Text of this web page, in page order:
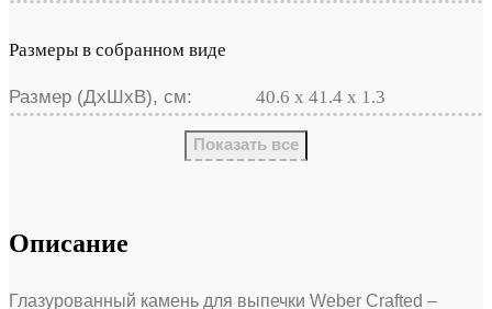
Размеры в собранном виде
Размер (ДхШхВ), см: 40.6 х 41.4 х 1.3
Показать все
Описание
Глазурованный камень для выпечки Weber Crafted –